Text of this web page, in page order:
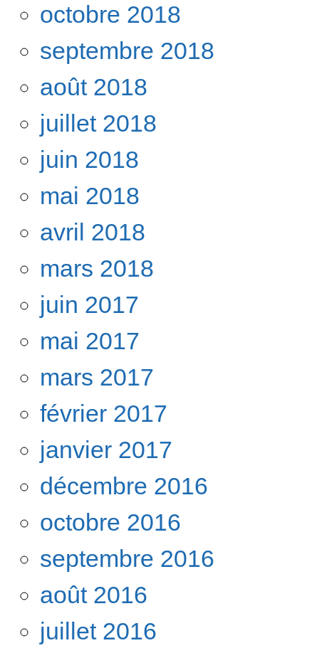
octobre 2018
septembre 2018
août 2018
juillet 2018
juin 2018
mai 2018
avril 2018
mars 2018
juin 2017
mai 2017
mars 2017
février 2017
janvier 2017
décembre 2016
octobre 2016
septembre 2016
août 2016
juillet 2016